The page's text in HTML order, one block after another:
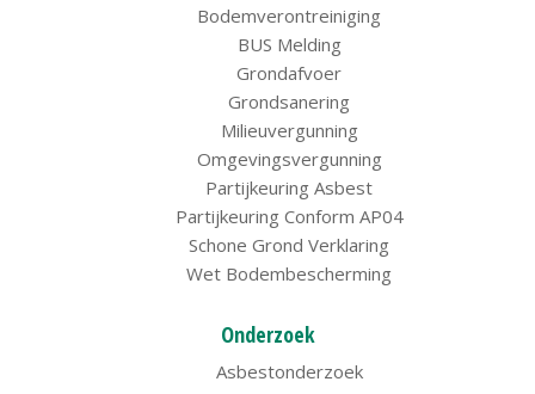
Bodemverontreiniging
BUS Melding
Grondafvoer
Grondsanering
Milieuvergunning
Omgevingsvergunning
Partijkeuring Asbest
Partijkeuring Conform AP04
Schone Grond Verklaring
Wet Bodembescherming
Onderzoek
Asbestonderzoek